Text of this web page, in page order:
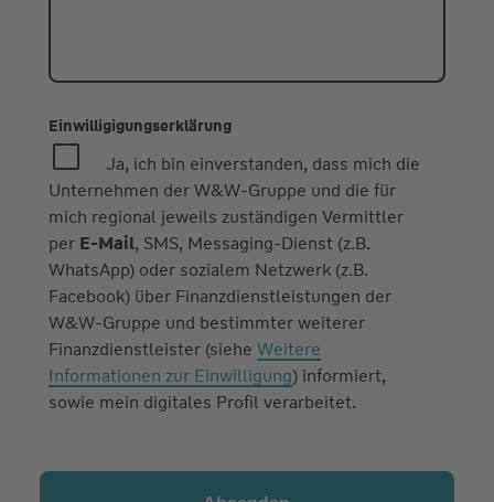
Einwilligigungserklärung
Ja, ich bin einverstanden, dass mich die
Unternehmen der W&W-Gruppe und die für
mich regional jeweils zuständigen Vermittler
per E-Mail, SMS, Messaging-Dienst (z.B.
WhatsApp) oder sozialem Netzwerk (z.B.
Facebook) über Finanzdienstleistungen der
W&W-Gruppe und bestimmter weiterer
Finanzdienstleister (siehe Weitere
Informationen zur Einwilligung) informiert,
sowie mein digitales Profil verarbeitet.